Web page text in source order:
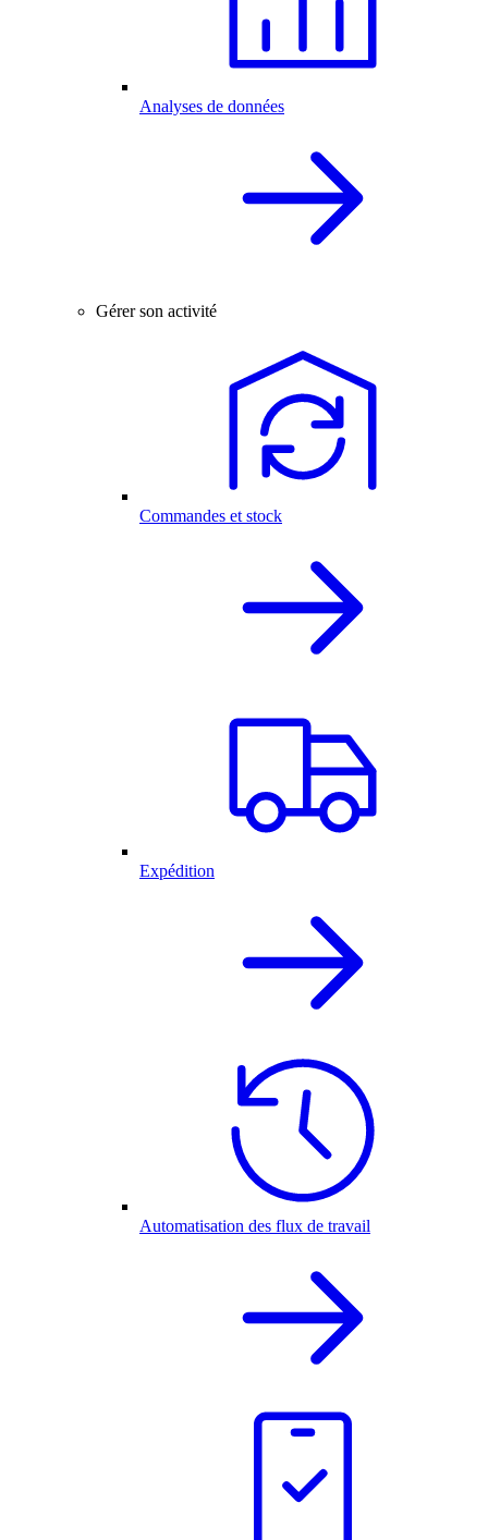
Analyses de données
Gérer son activité
Commandes et stock
Expédition
Automatisation des flux de travail